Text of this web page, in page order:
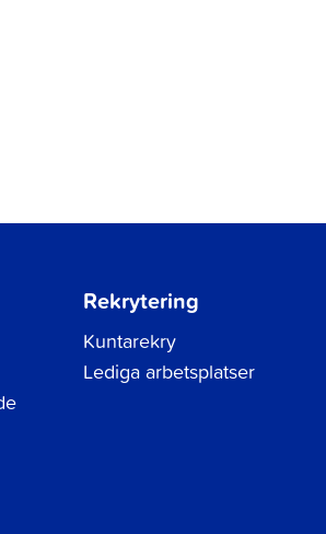
Rekrytering
Kuntarekry
Lediga arbetsplatser